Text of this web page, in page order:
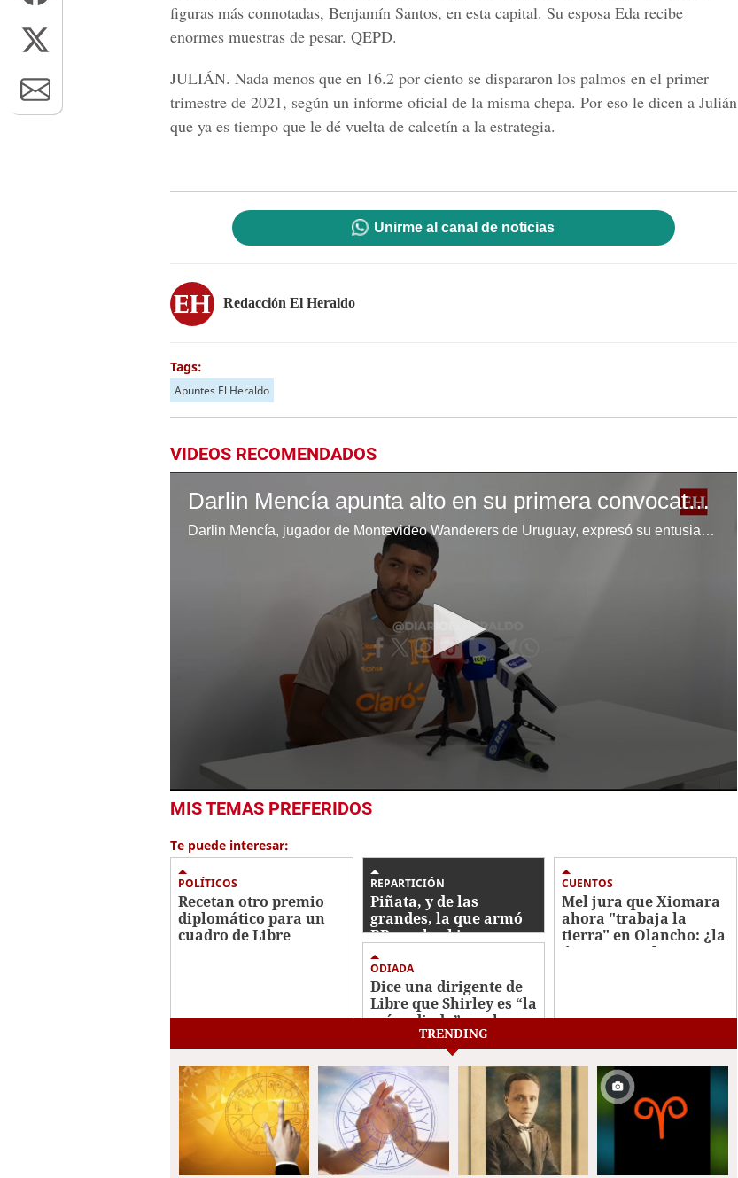
figuras más connotadas, Benjamín Santos, en esta capital. Su esposa Eda recibe
enormes muestras de pesar. QEPD.
JULIÁN. Nada menos que en 16.2 por ciento se dispararon los palmos en el primer
trimestre de 2021, según un informe oficial de la misma chepa. Por eso le dicen a Julián
que ya es tiempo que le dé vuelta de calcetín a la estrategia.
Unirme al canal de noticias
Redacción El Heraldo
Tags:
Apuntes El Heraldo
VIDEOS RECOMENDADOS
Darlin Mencía apunta alto en su primera convocatoria a la Bicolor
Darlin Mencía, jugador de Montevideo Wanderers de Uruguay, expresó su entusiasmo por integrarse a la Selección de Honduras y disputar su primer partido oficial. Destacó la intensidad de los entrenamientos, la importancia de adaptarse rápidamente al estilo del cuerpo técnico y la diferencia que se nota al manejar el balón.
seconds
6
minutes,
38
secondsVolume
0%
MIS TEMAS PREFERIDOS
Te puede interesar:
POLÍTICOS
Recetan otro premio
diplomático para un
cuadro de Libre
REPARTICIÓN
Piñata, y de las
grandes, la que armó
RR con los bienes
incautados
ODIADA
Dice una dirigente de
Libre que Shirley es “la
más odiada” por la
base refundidora en
Cortés
CUENTOS
Mel jura que Xiomara
ahora "trabaja la
tierra" en Olancho: ¿la
única agricultora que
TRENDING